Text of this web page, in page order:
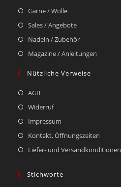
Garne / Wolle
Sales / Angebote
Nadeln / Zubehör
Magazine / Anleitungen
Nützliche Verweise
AGB
Widerruf
Impressum
Kontakt, Öffnungszeiten
Liefer- und Versandkonditionen
Stichworte